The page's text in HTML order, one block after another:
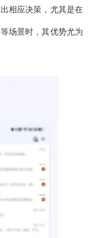
相应决策，尤其是在
场景时，其优势尤为